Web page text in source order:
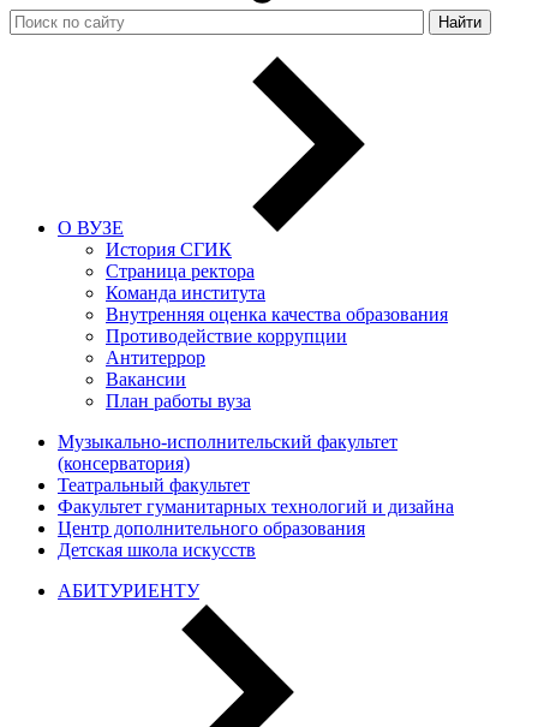
Найти
О ВУЗЕ
История СГИК
Страница ректора
Команда института
Внутренняя оценка качества образования
Противодействие коррупции
Антитеррор
Вакансии
План работы вуза
Музыкально-исполнительский факультет
(консерватория)
Театральный факультет
Факультет гуманитарных технологий и дизайна
Центр дополнительного образования
Детская школа искусств
АБИТУРИЕНТУ